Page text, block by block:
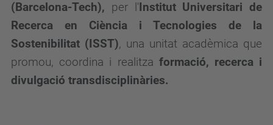
(Barcelona-Tech), per l' Institut Universitari de
Recerca en Ciència i Tecnologies de la
Sostenibilitat (ISST), una unitat acadèmica que
promou, coordina i realitza formació, recerca i
divulgació transdisciplinàries.